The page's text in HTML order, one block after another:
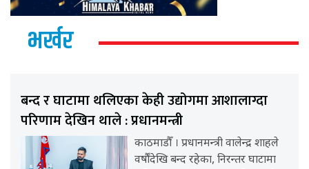
भर्खर
बन्द र घाटामा थलिएका केही उद्योगमा आशालाग्दा
परिणाम देखिन थाले : प्रधानमन्त्री
काठमाडौँ । प्रधानमन्त्री वालेन्द्र शाहले
वर्षौंदेखि बन्द रहेका, निरन्तर घाटामा